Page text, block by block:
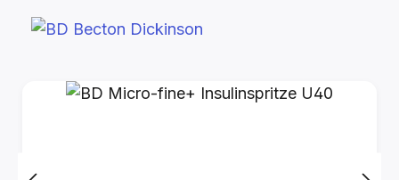
Bildergalerie überspringen